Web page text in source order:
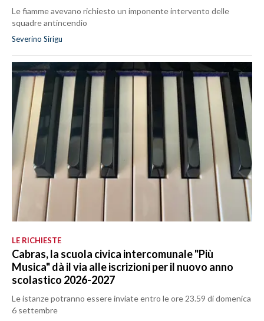
Le fiamme avevano richiesto un imponente intervento delle
squadre antincendio
Severino Sirigu
LE RICHIESTE
Cabras, la scuola civica intercomunale "Più
Musica" dà il via alle iscrizioni per il nuovo anno
scolastico 2026-2027
Le istanze potranno essere inviate entro le ore 23.59 di domenica
6 settembre